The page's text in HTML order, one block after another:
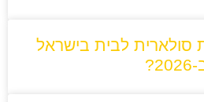
סולארית לבית בישראל